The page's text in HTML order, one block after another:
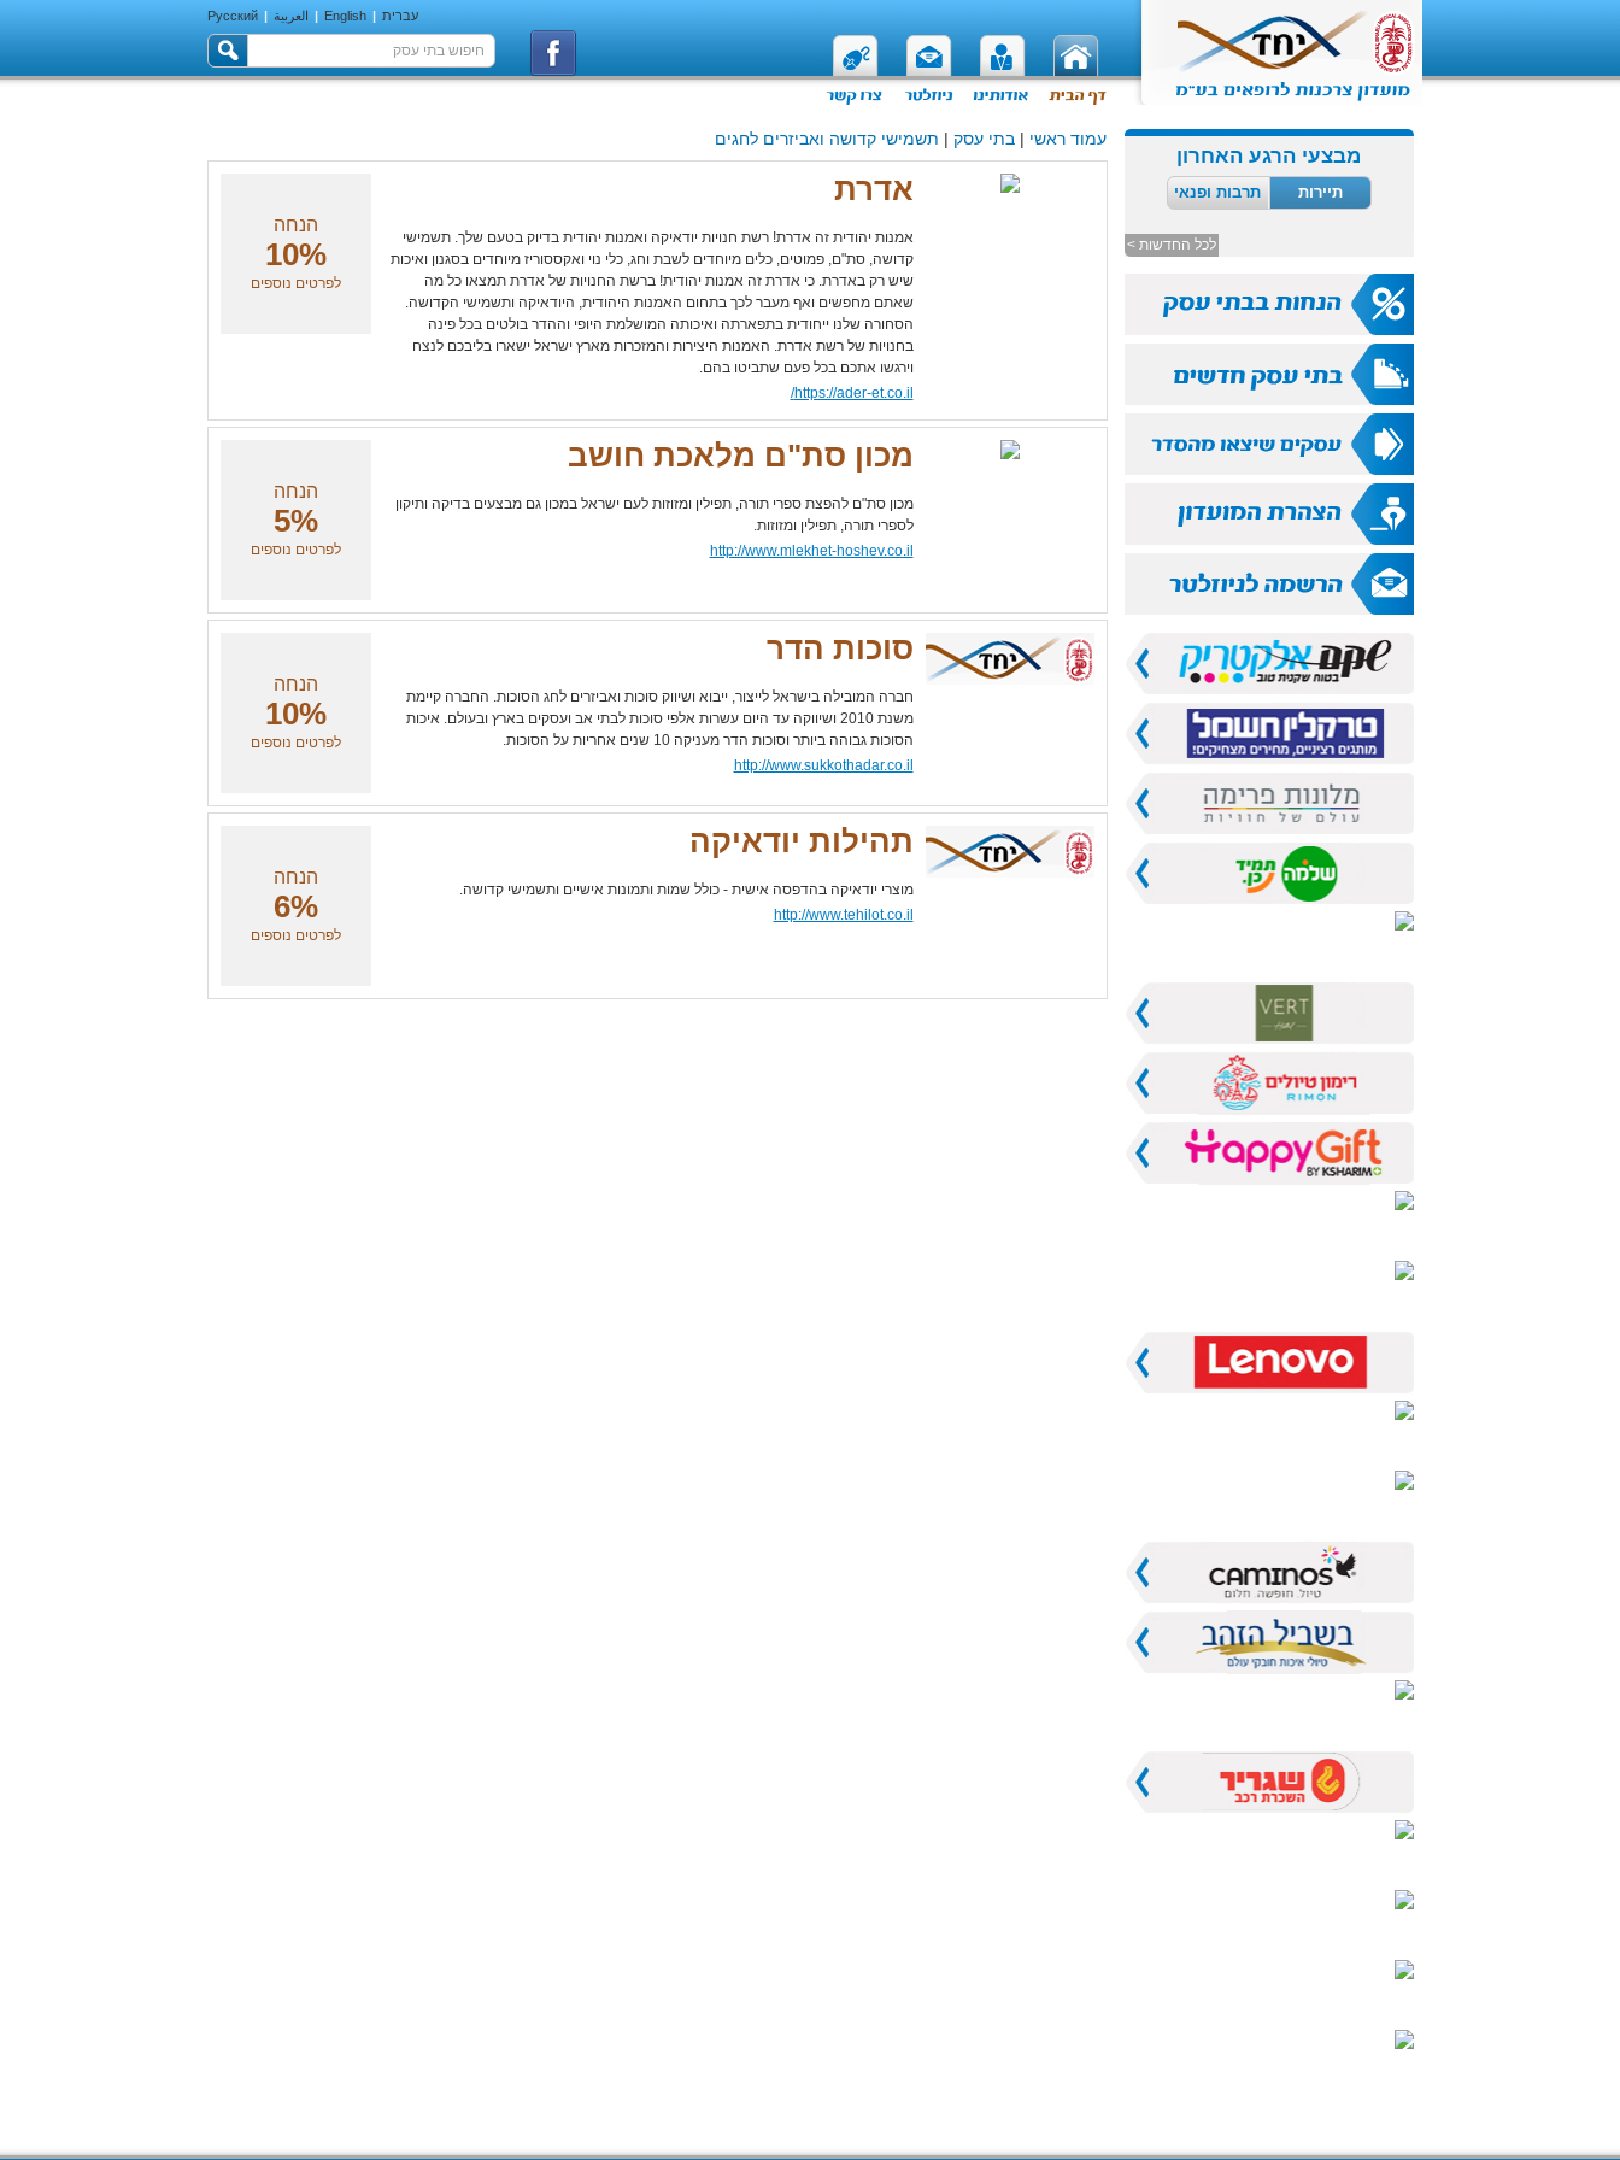
עברית |
English
| العربية |
Русский
מבצעי הרגע האחרון
תיירות תרבות ופנאי
לכל החדשות >
עמוד ראשי |בתי עסק | תשמישי קדושה ואביזרים לחגים
אדרת
אמנות יהודית זה אדרת! רשת חנויות יודאיקה ואמנות יהודית בדיוק בטעם שלך. תשמישי
קדושה, סת"ם, פמוטים, כלים מיוחדים לשבת וחג, כלי נוי ואקססוריז מיוחדים בסגנון ואיכות
שיש רק באדרת. כי אדרת זה אמנות יהודית! ברשת החנויות של אדרת תמצאו כל מה
שאתם מחפשים ואף מעבר לכך בתחום האמנות היהודית, היודאיקה ותשמישי הקדושה.
הסחורה שלנו ייחודית בתפארתה ואיכותה המושלמת היופי וההדר בולטים בכל פינה
בחנויות של רשת אדרת. האמנות היצירות והמזכרות מארץ ישראל ישארו בליבכם לנצח
וירגשו אתכם בכל פעם שתביטו בהם.
https://ader-et.co.il/
הנחה
10%
לפרטים נוספים
מכון סת"ם מלאכת חושב
מכון סת"ם להפצת ספרי תורה, תפילין ומזוזות לעם ישראל במכון גם מבצעים בדיקה ותיקון
לספרי תורה, תפילין ומזוזות.
http://www.mlekhet-hoshev.co.il
הנחה
5%
לפרטים נוספים
סוכות הדר
חברה המובילה בישראל לייצור, ייבוא ושיווק סוכות ואביזרים לחג הסוכות. החברה קיימת
משנת 2010 ושיווקה עד היום עשרות אלפי סוכות לבתי אב ועסקים בארץ ובעולם. איכות
הסוכות גבוהה ביותר וסוכות הדר מעניקה 10 שנים אחריות על הסוכות.
http://www.sukkothadar.co.il
הנחה
10%
לפרטים נוספים
תהילות יודאיקה
מוצרי יודאיקה בהדפסה אישית - כולל שמות ותמונות אישיים ותשמישי קדושה.
http://www.tehilot.co.il
הנחה
6%
לפרטים נוספים